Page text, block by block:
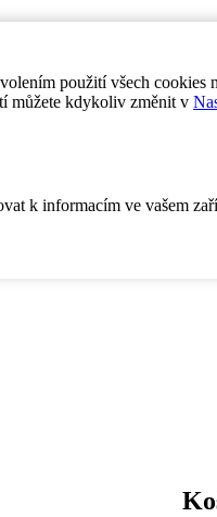
použití všech cookies
můžete kdykoliv změnit v
k informacím ve vašem